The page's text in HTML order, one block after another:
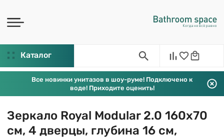
Каталог
Все новинки унитазов в шоу-руме! Подключено к
воде! Приходите оценить!
Зеркало Royal Modular 2.0 160х70
см, 4 дверцы, глубина 16 см,